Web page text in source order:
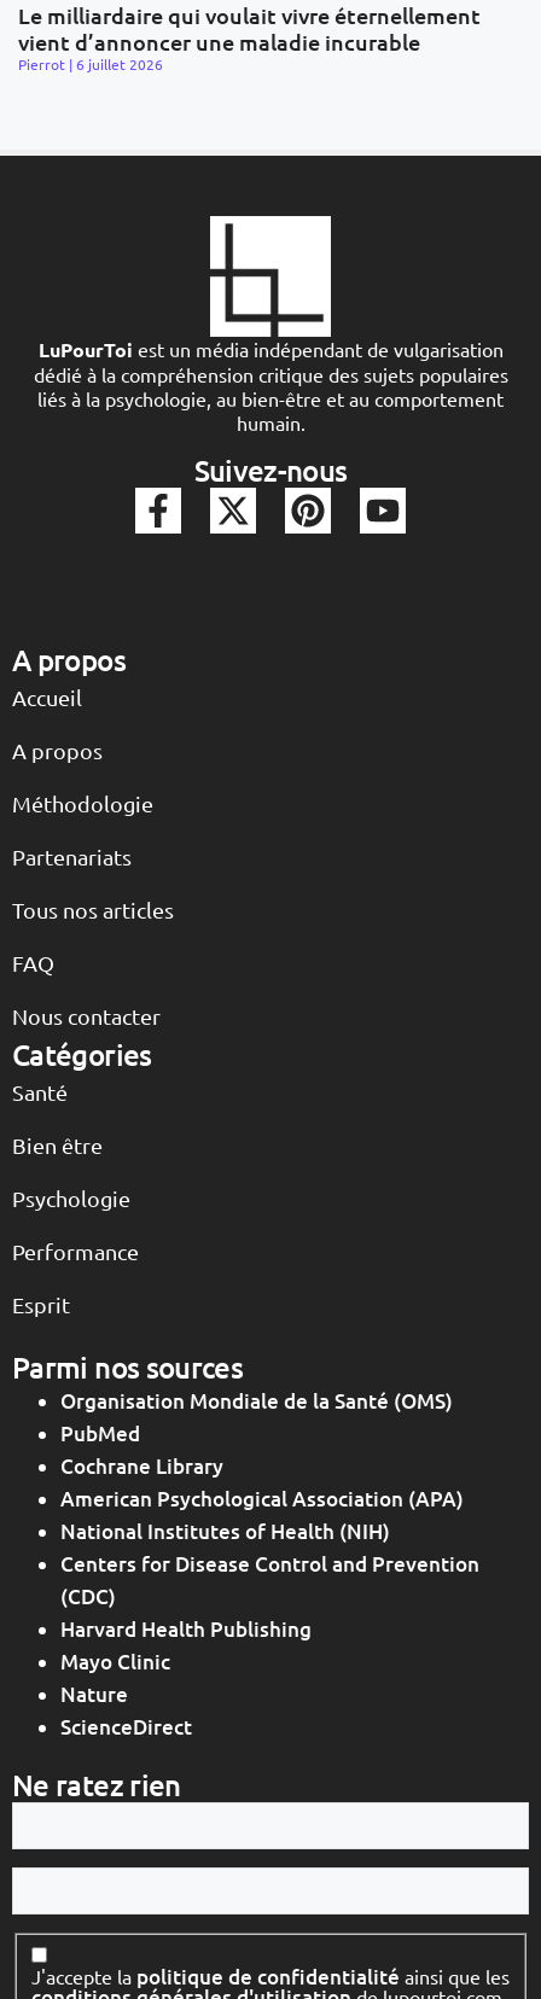
Le milliardaire qui voulait vivre éternellement
vient d’annoncer une maladie incurable
Pierrot 6 juillet 2026
LuPourToi est un média indépendant de vulgarisation
dédié à la compréhension critique des sujets populaires
liés à la psychologie, au bien-être et au comportement
humain.
Suivez-nous
A propos
Accueil
A propos
Méthodologie
Partenariats
Tous nos articles
FAQ
Nous contacter
Catégories
Santé
Bien être
Psychologie
Performance
Esprit
Parmi nos sources
Organisation Mondiale de la Santé (OMS)
PubMed
Cochrane Library
American Psychological Association (APA)
National Institutes of Health (NIH)
Centers for Disease Control and Prevention
(CDC)
Harvard Health Publishing
Mayo Clinic
Nature
ScienceDirect
Ne ratez rien
Votre
mail
Votre
Consentement
J'accepte la politique de confidentialité ainsi que les